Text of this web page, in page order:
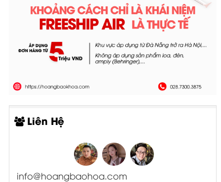
Liên Hệ
info@hoangbaohoa.com